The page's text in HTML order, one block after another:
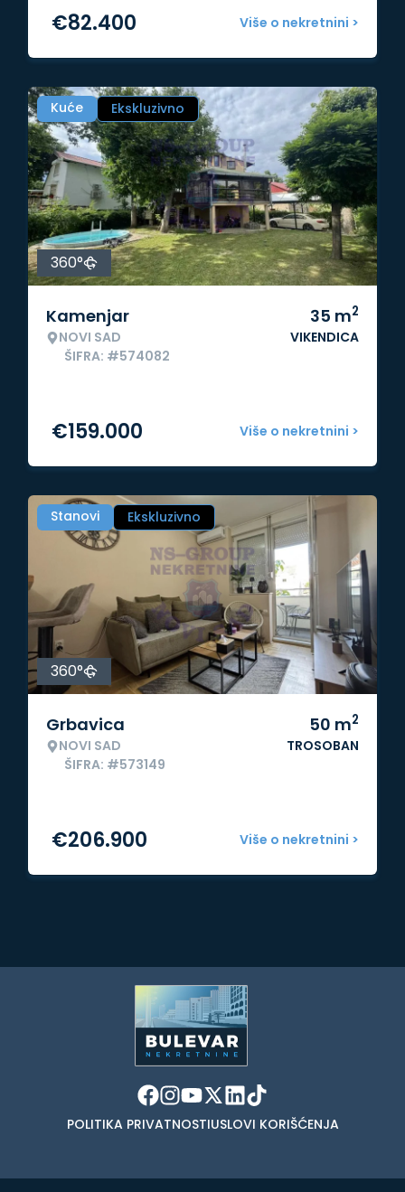
Više o nekretnini >
€82.400
Kuće Ekskluzivno
360°
Kamenjar
NOVI SAD
ŠIFRA: #574082
35 m2
VIKENDICA
Više o nekretnini >
€159.000
Stanovi Ekskluzivno
360°
Grbavica
NOVI SAD
ŠIFRA: #573149
50 m2
TROSOBAN
Više o nekretnini >
€206.900
POLITIKA PRIVATNOSTIUSLOVI KORIŠĆENJA